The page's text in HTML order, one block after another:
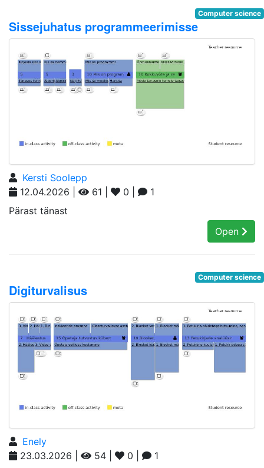
Computer science
Sissejuhatus programmeerimisse
Kersti Soolepp
12.04.2026 |
61 | 0 |
1
Pärast tänast
Open
Computer science
Digiturvalisus
Enely
23.03.2026 |
54 | 0 |
1